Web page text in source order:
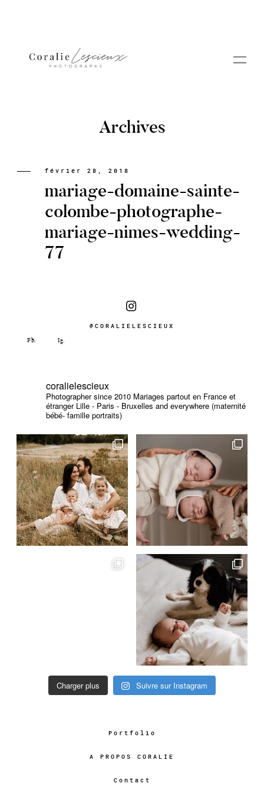
Portfolio
A PROPOS CORALIE
Contact
Archives
février 28, 2018
mariage-domaine-sainte-
colombe-photographe-
mariage-nimes-wedding-
77
@CORALIELESCIEUX
coralielescieux
Photographer since 2010 Mariages partout en France et
étranger Lille - Paris - Bruxelles and everywhere (maternité
bébé- famille portraits)
Charger plus Suivre sur Instagram
Portfolio
A PROPOS CORALIE
Contact